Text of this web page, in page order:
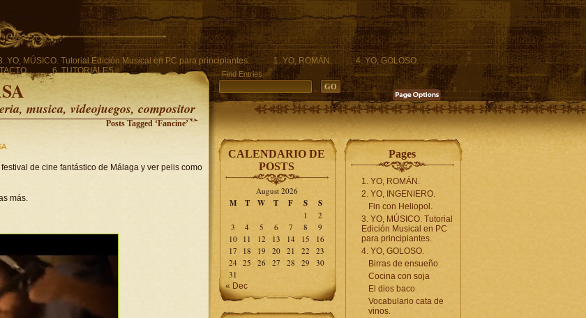
YO, MÚSICO. Tutorial Edición Musical en PC para principiantes. 1. YO, ROMÁN.
4. YO, GOLOSO.
6. TUTORIALES.
musica, videojuegos, compositor
Find Entries
Posts Tagged ‘Fancine’
de cine fantástico de Málaga y ver pelis como
más.
CALENDARIO DE
POSTS
August 2026
M T W T F S S
1
2
3
4 5 6 7 8
9
10 11 12 13 14 15
16
17
18 19 20 21 22
23
24 25 26 27 28 29
30
31
« Dec
Pages
1. YO, ROMÁN.
2. YO, INGENIERO.
Fin con Heliopol.
3. YO, MÚSICO. Tutorial
Edición Musical en PC
para principiantes.
4. YO, GOLOSO.
Birras de ensueño
Cocina con soja
El dios baco
Vocabulario cata de
vinos.